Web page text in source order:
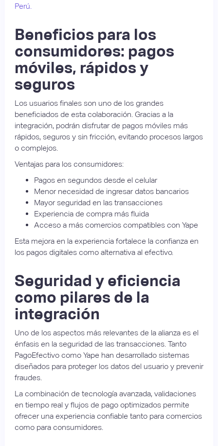
Perú.
Beneficios para los
consumidores: pagos
móviles, rápidos y
seguros
Los usuarios finales son uno de los grandes
beneficiados de esta colaboración. Gracias a la
integración, podrán disfrutar de pagos móviles más
rápidos, seguros y sin fricción, evitando procesos largos
o complejos.
Ventajas para los consumidores:
Pagos en segundos desde el celular
Menor necesidad de ingresar datos bancarios
Mayor seguridad en las transacciones
Experiencia de compra más fluida
Acceso a más comercios compatibles con Yape
Esta mejora en la experiencia fortalece la confianza en
los pagos digitales como alternativa al efectivo.
Seguridad y eficiencia
como pilares de la
integración
Uno de los aspectos más relevantes de la alianza es el
énfasis en la seguridad de las transacciones. Tanto
PagoEfectivo como Yape han desarrollado sistemas
diseñados para proteger los datos del usuario y prevenir
fraudes.
La combinación de tecnología avanzada, validaciones
en tiempo real y flujos de pago optimizados permite
ofrecer una experiencia confiable tanto para comercios
como para consumidores.